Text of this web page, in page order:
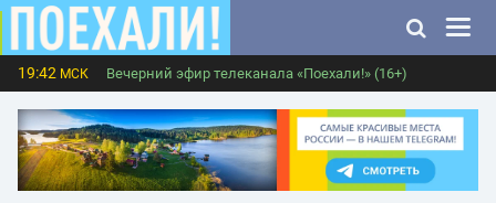
19:42 МСК Вечерний эфир телеканала «Поехали!» (16+)